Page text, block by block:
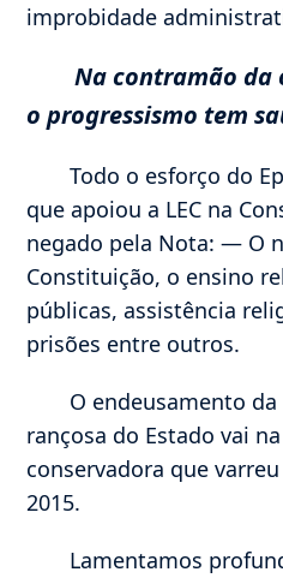
improbidade
Na contramão da
o progressismo tem
Todo o esforço do
que apoiou a LEC na
negado pela Nota: — O
Constituição, o ensino
públicas, assistência
prisões entre outros.
O endeusamento
rançosa do Estado vai
conservadora que
2015.
Lamentamos